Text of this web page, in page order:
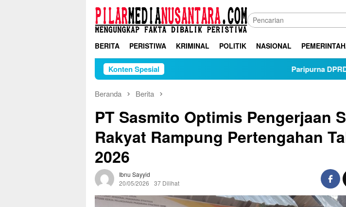
Loncat
konten
BERITA PERISTIWA KRIMINAL POLITIK NASIONAL
Konten Spesial Paripurna DPRD
Beranda Berita
PT Sasmito Optimis Pengerjaan
Rakyat Rampung Pertengahan
2026
Ibnu Sayyid
20/05/2026
37 Dilihat